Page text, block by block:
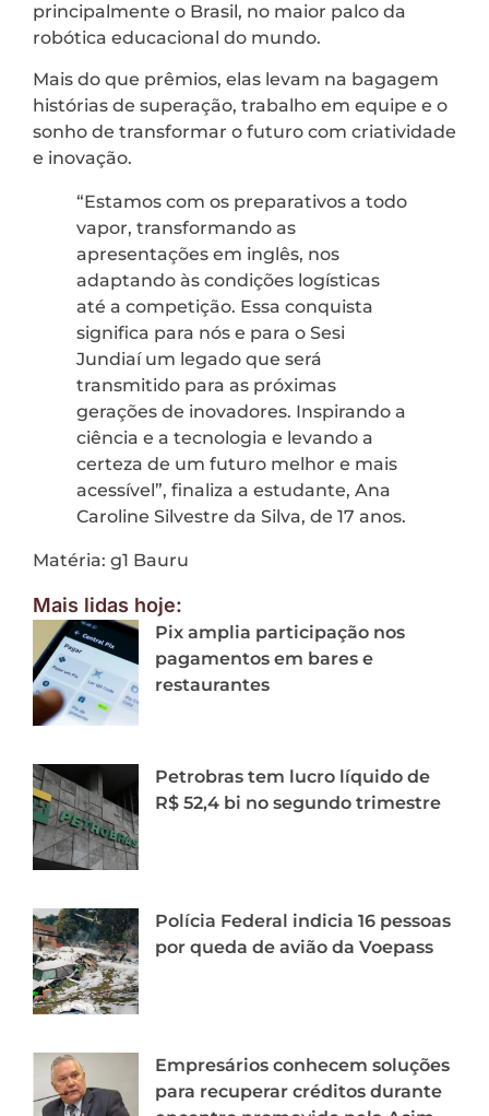
principalmente o Brasil, no maior palco da
robótica educacional do mundo.
Mais do que prêmios, elas levam na bagagem
histórias de superação, trabalho em equipe e o
sonho de transformar o futuro com criatividade
e inovação.
“Estamos com os preparativos a todo
vapor, transformando as
apresentações em inglês, nos
adaptando às condições logísticas
até a competição. Essa conquista
significa para nós e para o Sesi
Jundiaí um legado que será
transmitido para as próximas
gerações de inovadores. Inspirando a
ciência e a tecnologia e levando a
certeza de um futuro melhor e mais
acessível”, finaliza a estudante, Ana
Caroline Silvestre da Silva, de 17 anos.
Matéria: g1 Bauru
Mais lidas hoje:
Pix amplia participação nos
pagamentos em bares e
restaurantes
Petrobras tem lucro líquido de
R$ 52,4 bi no segundo trimestre
Polícia Federal indicia 16 pessoas
por queda de avião da Voepass
Empresários conhecem soluções
para recuperar créditos durante